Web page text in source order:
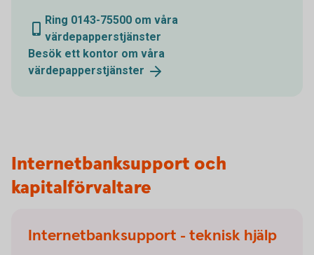
Ring 0143-75500 om våra
värdepapperstjänster
Besök ett kontor om våra
värdepapperstjänster
Internetbanksupport och
kapitalförvaltare
Internetbanksupport - teknisk hjälp